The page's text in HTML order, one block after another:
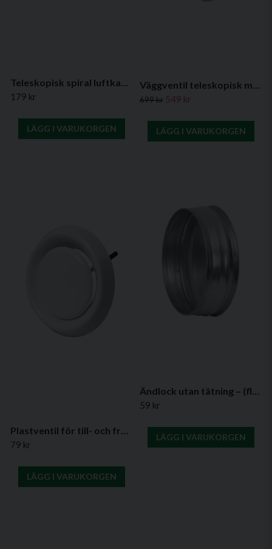
Teleskopisk spiral luftkanal
179 kr
LÄGG I VARUKORGEN
Väggventil teleskopisk med ljudisolering, metall (kit)
699 kr 549 kr
LÄGG I VARUKORGEN
Plastventil för till- och frånluft – (Ø100–160 mm) VDA - serien
79 kr
LÄGG I VARUKORGEN
Ändlock utan tätning – (flera diametrar)
59 kr
LÄGG I VARUKORGEN